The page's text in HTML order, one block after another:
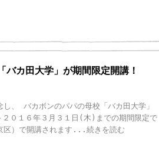
バカ田大学」が期間限定開講！
、 バカボンのパパの母校「バカ田大学」
０１６年３月３１日(木)までの期間限定で
区）で開講されます ...続きを読む